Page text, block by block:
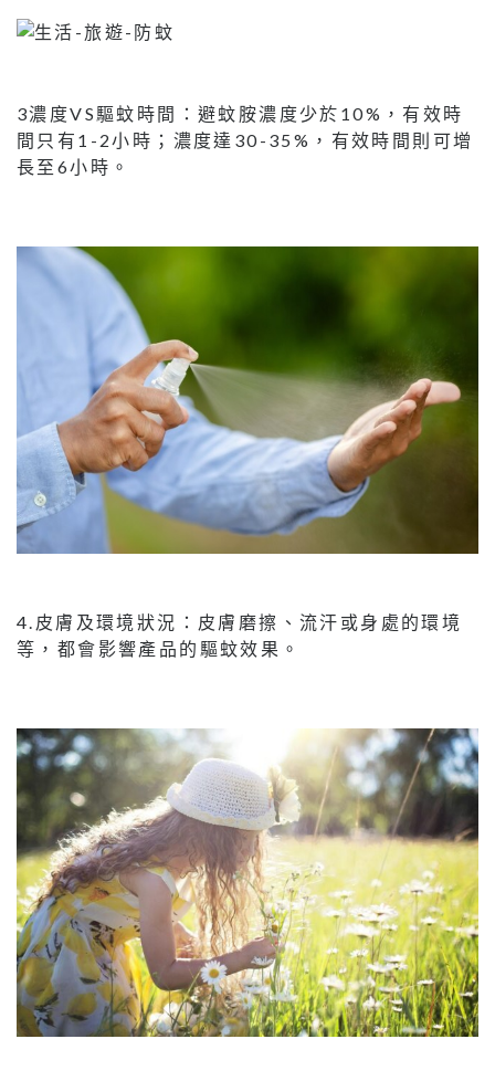
3濃度VS驅蚊時間：避蚊胺濃度少於10%，有效時
間只有1-2小時；濃度達30-35%，有效時間則可增
長至6小時。
4.皮膚及環境狀況：皮膚磨擦、流汗或身處的環境
等，都會影響產品的驅蚊效果。